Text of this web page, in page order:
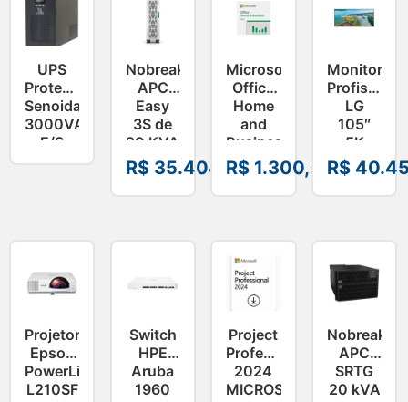
UPS
Proteus
Senoidal
3000VA
E/S
115V 8
Nobreak
APC
Easy
3S de
20 KVA
380V
E3SUPS20KHB*
R$35.404,51
Microsoft
Office
Home
and
Business
2024
ESD
EP2-
R$ 1.300,24
Monitor
LG
105″
5K
UHD
21:9 –
105BM5P-
R$
Projetor
Epson
PowerLite
L210SF
Switch
HPE
Aruba
1960
Project
Professional
2024
MICROSOFT
Nobreak
APC
SRTG
20 kVA